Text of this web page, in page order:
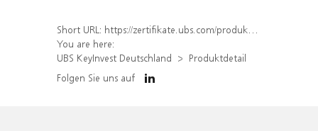
Short URL: https://zertifikate.ubs.com/produkt/detail/index/isin/DE000WA26212
You are here:
UBS KeyInvest Deutschland
Produktdetail
Folgen Sie uns auf